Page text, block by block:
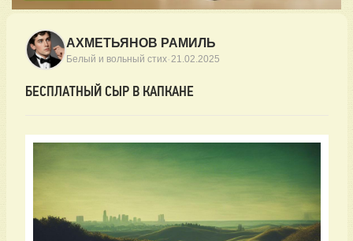
АХМЕТЬЯНОВ РАМИЛЬ
Белый и вольный стих·21.02.2025
БЕСПЛАТНЫЙ СЫР В КАПКАНЕ